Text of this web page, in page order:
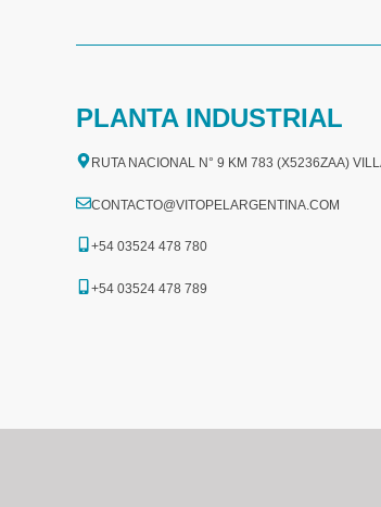
PLANTA INDUSTRIAL
RUTA NACIONAL N° 9 KM 783 (X5236ZAA)
CONTACTO@VITOPELARGENTINA.COM
+54 03524 478 780​
+54 03524 478 789​